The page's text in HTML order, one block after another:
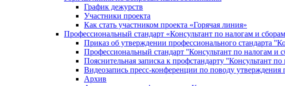
График дежурств
Участники проекта
Как стать участником проекта «Горячая линия»
Профессиональный стандарт «Консультант по налогам и
Приказ об утверждении профессионального стандарта
Профессиональный стандарт ''Консультант по налогам и
Пояснительная записка к профстандарту ''Консультант
Видеозапись пресс-конференции по поводу утверждения
Архив